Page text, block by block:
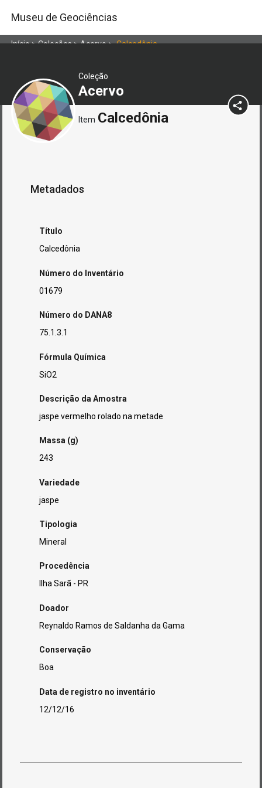
Museu de Geociências
Início>Coleções>Acervo>Calcedônia
Coleção
Acervo
Item Calcedônia
Metadados
Título
Calcedônia
Número do Inventário
01679
Número do DANA8
75.1.3.1
Fórmula Química
SiO2
Descrição da Amostra
jaspe vermelho rolado na metade
Massa (g)
243
Variedade
jaspe
Tipologia
Mineral
Procedência
Ilha Sarã - PR
Doador
Reynaldo Ramos de Saldanha da Gama
Conservação
Boa
Data de registro no inventário
12/12/16